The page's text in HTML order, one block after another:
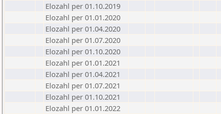
Elozahl per 01.10.2019
Elozahl per 01.01.2020
Elozahl per 01.04.2020
Elozahl per 01.07.2020
Elozahl per 01.10.2020
Elozahl per 01.01.2021
Elozahl per 01.04.2021
Elozahl per 01.07.2021
Elozahl per 01.10.2021
Elozahl per 01.01.2022